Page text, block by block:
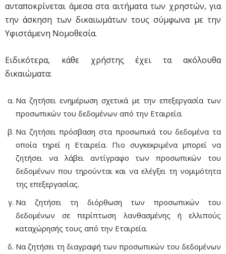
ανταποκρίνεται άμεσα στα αιτήματα των χρηστών, για
την άσκηση των δικαιωμάτων τους σύμφωνα με την
Υφιστάμενη Νομοθεσία.
Ειδικότερα, κάθε χρήστης έχει τα ακόλουθα
δικαιώματα:
Να ζητήσει ενημέρωση σχετικά με την επεξεργασία των
προσωπικών του δεδομένων από την Εταιρεία.
Να ζητήσει πρόσβαση στα προσωπικά του δεδομένα τα
οποία τηρεί η Εταιρεία. Πιο συγκεκριμένα μπορεί να
ζητήσει να λάβει αντίγραφο των προσωπικών του
δεδομένων που τηρούνται και να ελέγξει τη νομιμότητα
της επεξεργασίας.
Να ζητήσει τη διόρθωση των προσωπικών του
δεδομένων σε περίπτωση λανθασμένης ή ελλιπούς
καταχώρησής τους από την Εταιρεία.
Να ζητήσει τη διαγραφή των προσωπικών του δεδομένων